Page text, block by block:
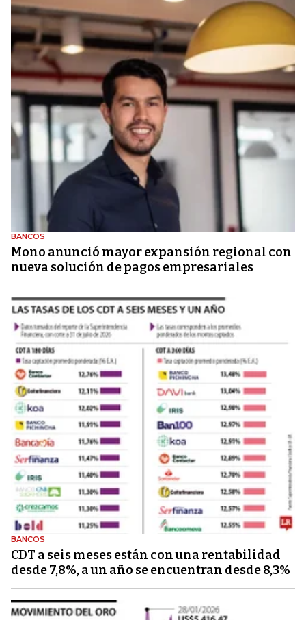
BANCOS
Mono anunció mayor expansión regional con
nueva solución de pagos empresariales
BANCOS
CDT a seis meses están con una rentabilidad
desde 7,8%, a un año se encuentran desde 8,3%